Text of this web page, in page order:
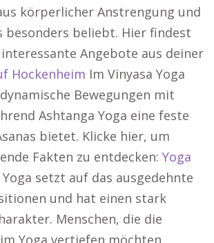
körperlicher Anstrengung und
besonders beliebt. Hier findest
Angebote aus deiner
Hockenheim Im Vinyasa Yoga
Bewegungen mit
Ashtanga Yoga eine feste
bietet. Klicke hier, um
Fakten zu entdecken: Yoga
Yoga setzt auf das ausgedehnte
und hat einen stark
Menschen, die die
Yoga vertiefen möchten,